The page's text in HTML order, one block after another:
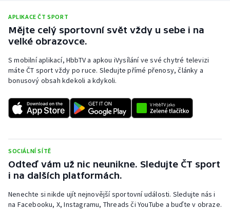
APLIKACE ČT SPORT
Mějte celý sportovní svět vždy u sebe i na
velké obrazovce.
S mobilní aplikací, HbbTV a apkou iVysílání ve své chytré televizi
máte ČT sport vždy po ruce. Sledujte přímé přenosy, články a
bonusový obsah kdekoli a kdykoli.
SOCIÁLNÍ SÍTĚ
Odteď vám už nic neunikne. Sledujte ČT sport
i na dalších platformách.
Nenechte si nikde ujít nejnovější sportovní události. Sledujte nás i
na Facebooku, X, Instagramu, Threads či YouTube a buďte v obraze.